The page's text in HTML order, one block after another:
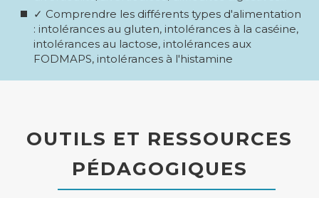
✓ Comprendre les différents types d'alimentation
: intolérances au gluten, intolérances à la caséine,
intolérances au lactose, intolérances aux
FODMAPS, intolérances à l'histamine
OUTILS ET RESSOURCES
PÉDAGOGIQUES